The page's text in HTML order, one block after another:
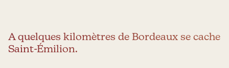
A quelques kilomètres de Bordeaux se cache
Saint-Émilion.